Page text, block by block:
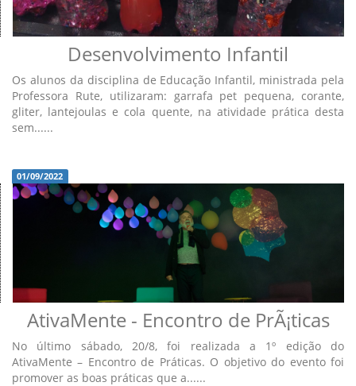
Desenvolvimento Infantil
Os alunos da disciplina de Educação Infantil, ministrada pela
Professora Rute, utilizaram: garrafa pet pequena, corante,
gliter, lantejoulas e cola quente, na atividade prática desta
sem......
01/09/2022
AtivaMente - Encontro de PrÃ¡ticas
No último sábado, 20/8, foi realizada a 1º edição do
AtivaMente – Encontro de Práticas. O objetivo do evento foi
promover as boas práticas que a......